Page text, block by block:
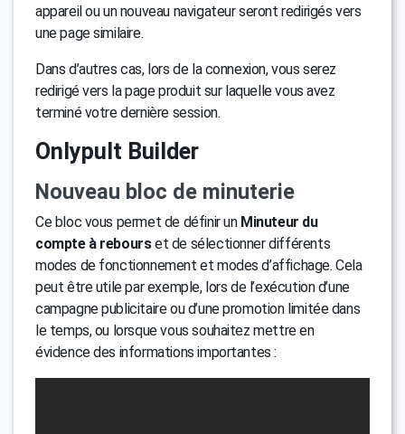
appareil ou un nouveau navigateur seront redirigés vers
une page similaire.
Dans d’autres cas, lors de la connexion, vous serez
redirigé vers la page produit sur laquelle vous avez
terminé votre dernière session.
Onlypult Builder
Nouveau bloc de minuterie
Ce bloc vous permet de définir un Minuteur du
compte à rebourset de sélectionner différents
modes de fonctionnement et modes d’affichage. Cela
peut être utile par exemple, lors de l’exécution d’une
campagne publicitaire ou d’une promotion limitée dans
le temps, ou lorsque vous souhaitez mettre en
évidence des informations importantes :